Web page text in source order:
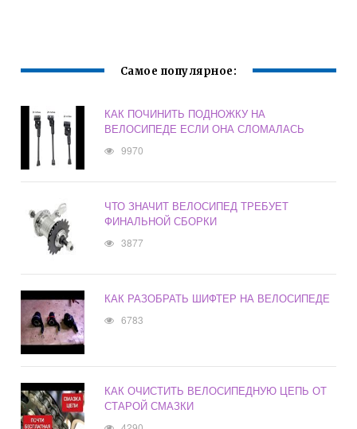
Самое популярное:
КАК ПОЧИНИТЬ ПОДНОЖКУ НА
ВЕЛОСИПЕДЕ ЕСЛИ ОНА СЛОМАЛАСЬ
9970
ЧТО ЗНАЧИТ ВЕЛОСИПЕД ТРЕБУЕТ
ФИНАЛЬНОЙ СБОРКИ
3877
КАК РАЗОБРАТЬ ШИФТЕР НА ВЕЛОСИПЕДЕ
6783
КАК ОЧИСТИТЬ ВЕЛОСИПЕДНУЮ ЦЕПЬ ОТ
СТАРОЙ СМАЗКИ